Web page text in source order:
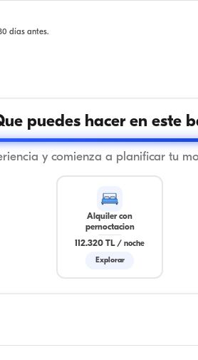
días antes.
puedes hacer en este
y comienza a planificar tu
Alquiler con
pernoctacion
112.320 TL/ noche
Explorar